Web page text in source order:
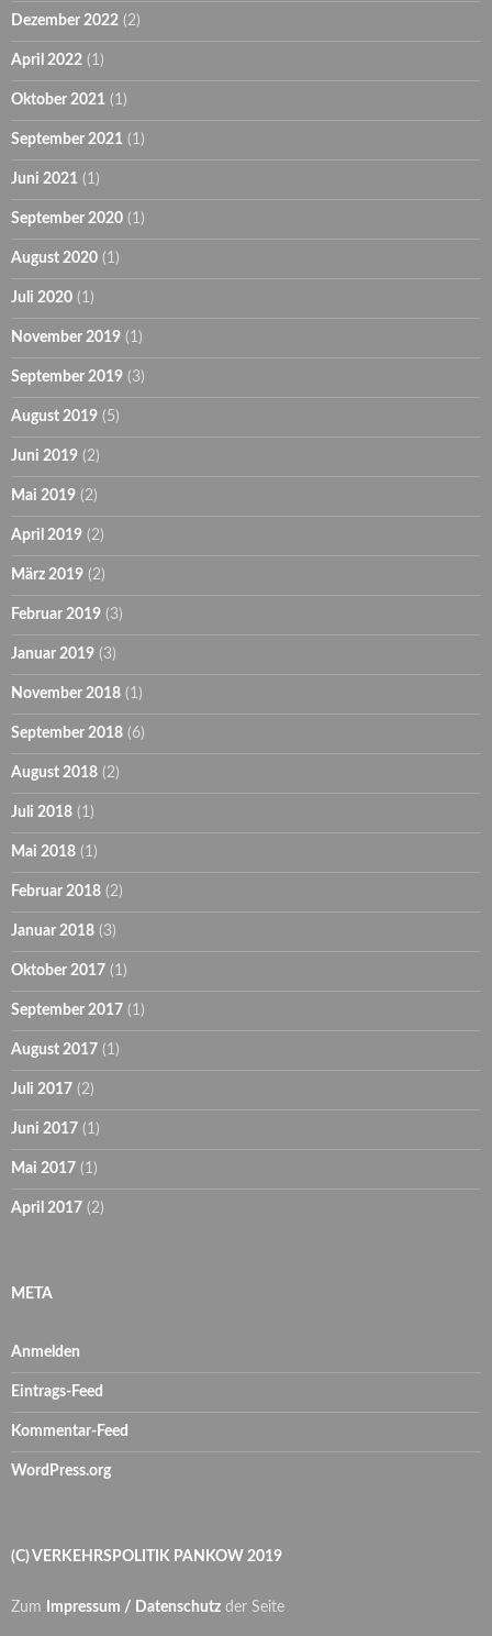
Dezember 2022 (2)
April 2022 (1)
Oktober 2021 (1)
September 2021 (1)
Juni 2021 (1)
September 2020 (1)
August 2020 (1)
Juli 2020 (1)
November 2019 (1)
September 2019 (3)
August 2019 (5)
Juni 2019 (2)
Mai 2019 (2)
April 2019 (2)
März 2019 (2)
Februar 2019 (3)
Januar 2019 (3)
November 2018 (1)
September 2018 (6)
August 2018 (2)
Juli 2018 (1)
Mai 2018 (1)
Februar 2018 (2)
Januar 2018 (3)
Oktober 2017 (1)
September 2017 (1)
August 2017 (1)
Juli 2017 (2)
Juni 2017 (1)
Mai 2017 (1)
April 2017 (2)
META
Anmelden
Eintrags-Feed
Kommentar-Feed
WordPress.org
(C) VERKEHRSPOLITIK PANKOW 2019
Zum Impressum / Datenschutz der Seite